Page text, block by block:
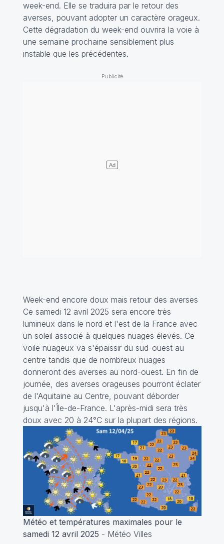
week-end. Elle se traduira par le retour des
averses, pouvant adopter un caractère orageux.
Cette dégradation du week-end ouvrira la voie à
une semaine prochaine sensiblement plus
instable que les précédentes.
Week-end encore doux mais retour des averses
Ce samedi 12 avril 2025 sera encore très
lumineux dans le nord et l'est de la France avec
un soleil associé à quelques nuages élevés. Ce
voile nuageux va s'épaissir du sud-ouest au
centre tandis que de nombreux nuages
donneront des averses au nord-ouest. En fin de
journée, des averses orageuses pourront éclater
de l'Aquitaine au Centre, pouvant déborder
jusqu'à l'Île-de-France. L'après-midi sera très
doux avec 20 à 24°C sur la plupart des régions.
Météo et températures maximales pour le
samedi 12 avril 2025 - Météo Villes